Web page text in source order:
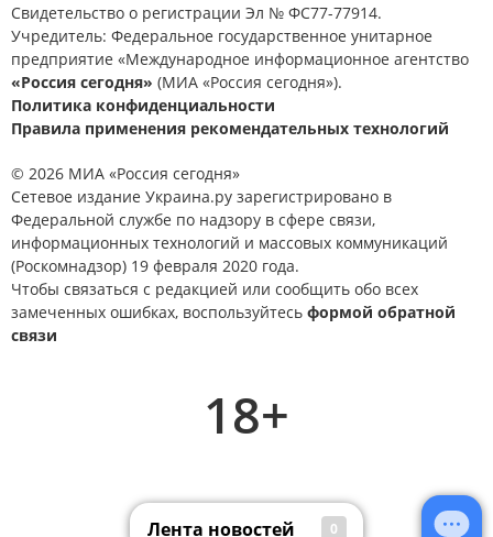
Свидетельство о регистрации Эл № ФС77-77914.
Учредитель: Федеральное государственное унитарное
предприятие «Международное информационное агентство
«Россия сегодня» (МИА «Россия сегодня»).
Политика конфиденциальности
Правила применения рекомендательных технологий
© 2026 МИА «Россия сегодня»
Сетевое издание Украина.ру зарегистрировано в
Федеральной службе по надзору в сфере связи,
информационных технологий и массовых коммуникаций
(Роскомнадзор) 19 февраля 2020 года.
Чтобы связаться с редакцией или сообщить обо всех
замеченных ошибках, воспользуйтесь формой обратной
связи
18+
Лента новостей 0